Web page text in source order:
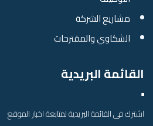
مشاريع الشركة
الشكاوي والمقترحات
القائمة البريدية
اشترك فى القائمة البريدية لمتابعة اخبار الموقع